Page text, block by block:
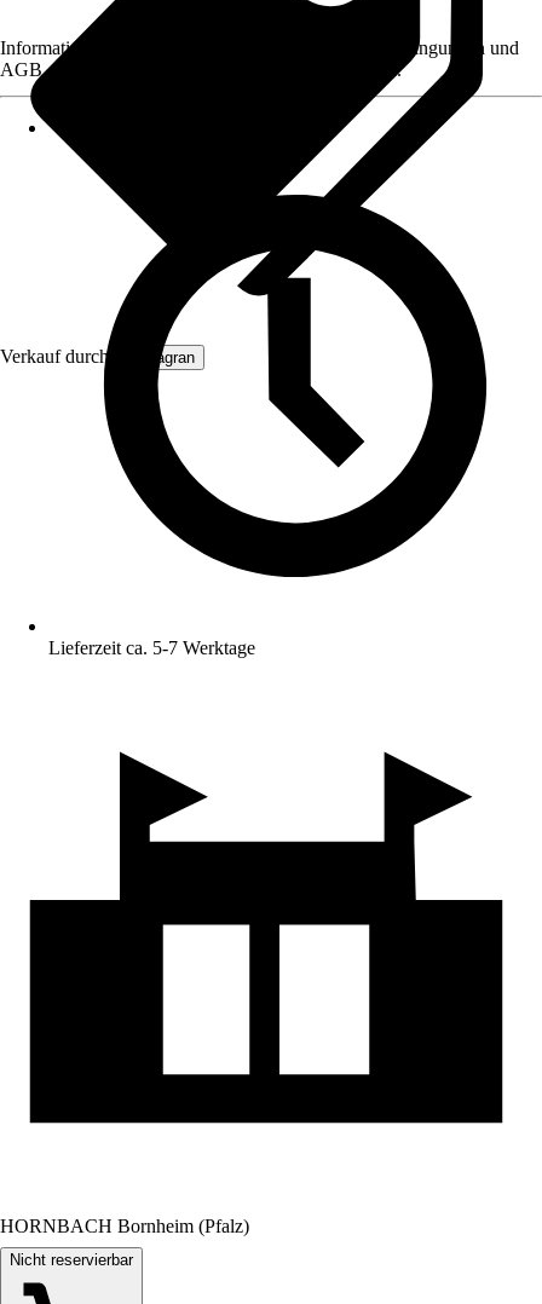
Verkauf durch: Primagran
Informationen des Verkäufers, wie z. B. Rückgabebedingungen und
AGB, finden Sie bei Klick auf den Verkäufernamen.
Lieferzeit ca. 5-7 Werktage
HORNBACH Bornheim (Pfalz)
Nicht reservierbar